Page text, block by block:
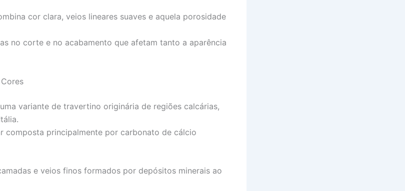
cor clara, veios lineares suaves e aquela porosidade
no corte e no acabamento que afetam tanto a aparência
variante de travertino originária de regiões calcárias,
composta principalmente por carbonato de cálcio
e veios finos formados por depósitos minerais ao